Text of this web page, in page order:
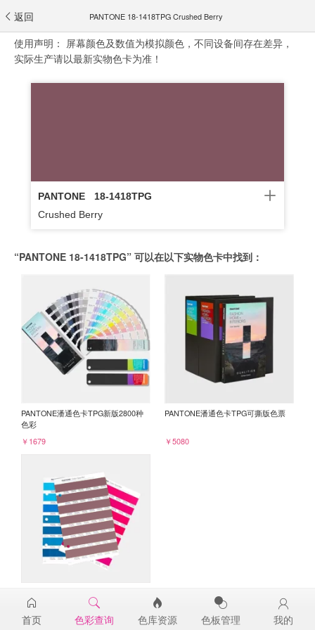
返回 PANTONE 18-1418TPG Crushed Berry
使用声明： 屏幕颜色及数值为模拟颜色，不同设备间存在差异，
实际生产请以最新实物色卡为准！
PANTONE
18-1418TPG
Crushed Berry
“PANTONE 18-1418TPG” 可以在以下实物色卡中找到：
PANTONE潘通色卡TPG新版2800种
色彩
￥1679
PANTONE潘通色卡TPG可撕版色票
￥5080
18-1418TPG
￥98
首页 色彩查询 色库资源 色板管理 我的